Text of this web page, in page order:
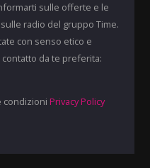
sulle offerte e le
radio del gruppo Time.
con senso etico e
da te preferita:
condizioni Privacy Policy